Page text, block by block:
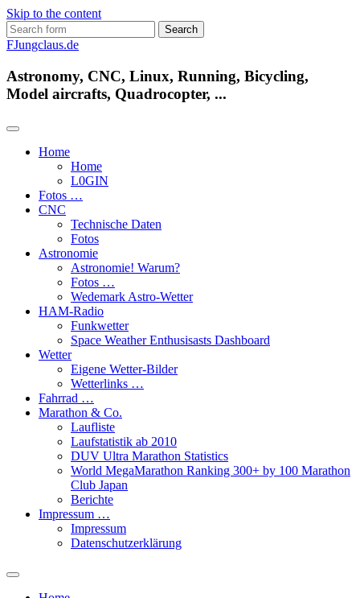
Skip to the content
Search
for:
FJungclaus.de
Astronomy, CNC, Linux, Running, Bicycling,
Model aircrafts, Quadrocopter, ...
Home
Home
L​0​​GIN
Fotos …
CNC
Technische Daten
Fotos
Astronomie
Astronomie! Warum?
Fotos …
Wedemark Astro-Wetter
HAM-Radio
Funkwetter
Space Weather Enthusisasts Dashboard
Wetter
Eigene Wetter-Bilder
Wetterlinks …
Fahrrad …
Marathon & Co.
Laufliste
Laufstatistik ab 2010
DUV Ultra Marathon Statistics
World MegaMarathon Ranking 300+ by 100 Marathon
Club Japan
Berichte
Impressum …
Impressum
Datenschutzerklärung
Toggle
search